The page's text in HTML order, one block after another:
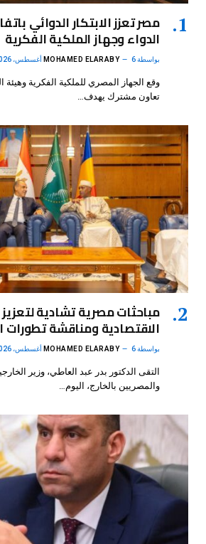
مصر تعزز الابتكار الدوائي
الدواء وجهاز الملكية الفكرية
بواسطة MOHAMED ELARABY 6 أغسطس، 2026
وقع الجهاز المصري للملكية الفكرية وهيئة
تعاون مشترك يهدف…
مباحثات مصرية تشادية لتعزيز
الاقتصادية ومناقشة
بواسطة MOHAMED ELARABY 6 أغسطس، 2026
التقى الدكتور بدر عبد العاطي، وزير
والمصريين بالخارج، اليوم…